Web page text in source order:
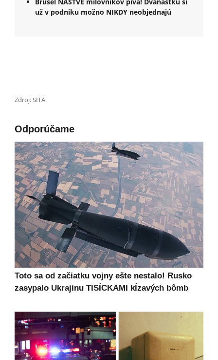
už v podniku možno NIKDY neobjednajú
Zdroj: SITA
Odporúčame
Toto sa od začiatku vojny ešte nestalo! Rusko
zasypalo Ukrajinu TISÍCKAMI kĺzavých bômb